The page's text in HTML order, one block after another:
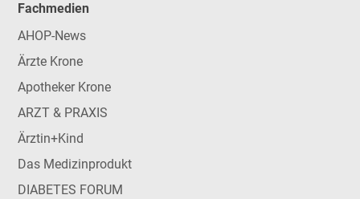
Fachmedien
AHOP-News
Ärzte Krone
Apotheker Krone
ARZT & PRAXIS
Ärztin+Kind
Das Medizinprodukt
DIABETES FORUM